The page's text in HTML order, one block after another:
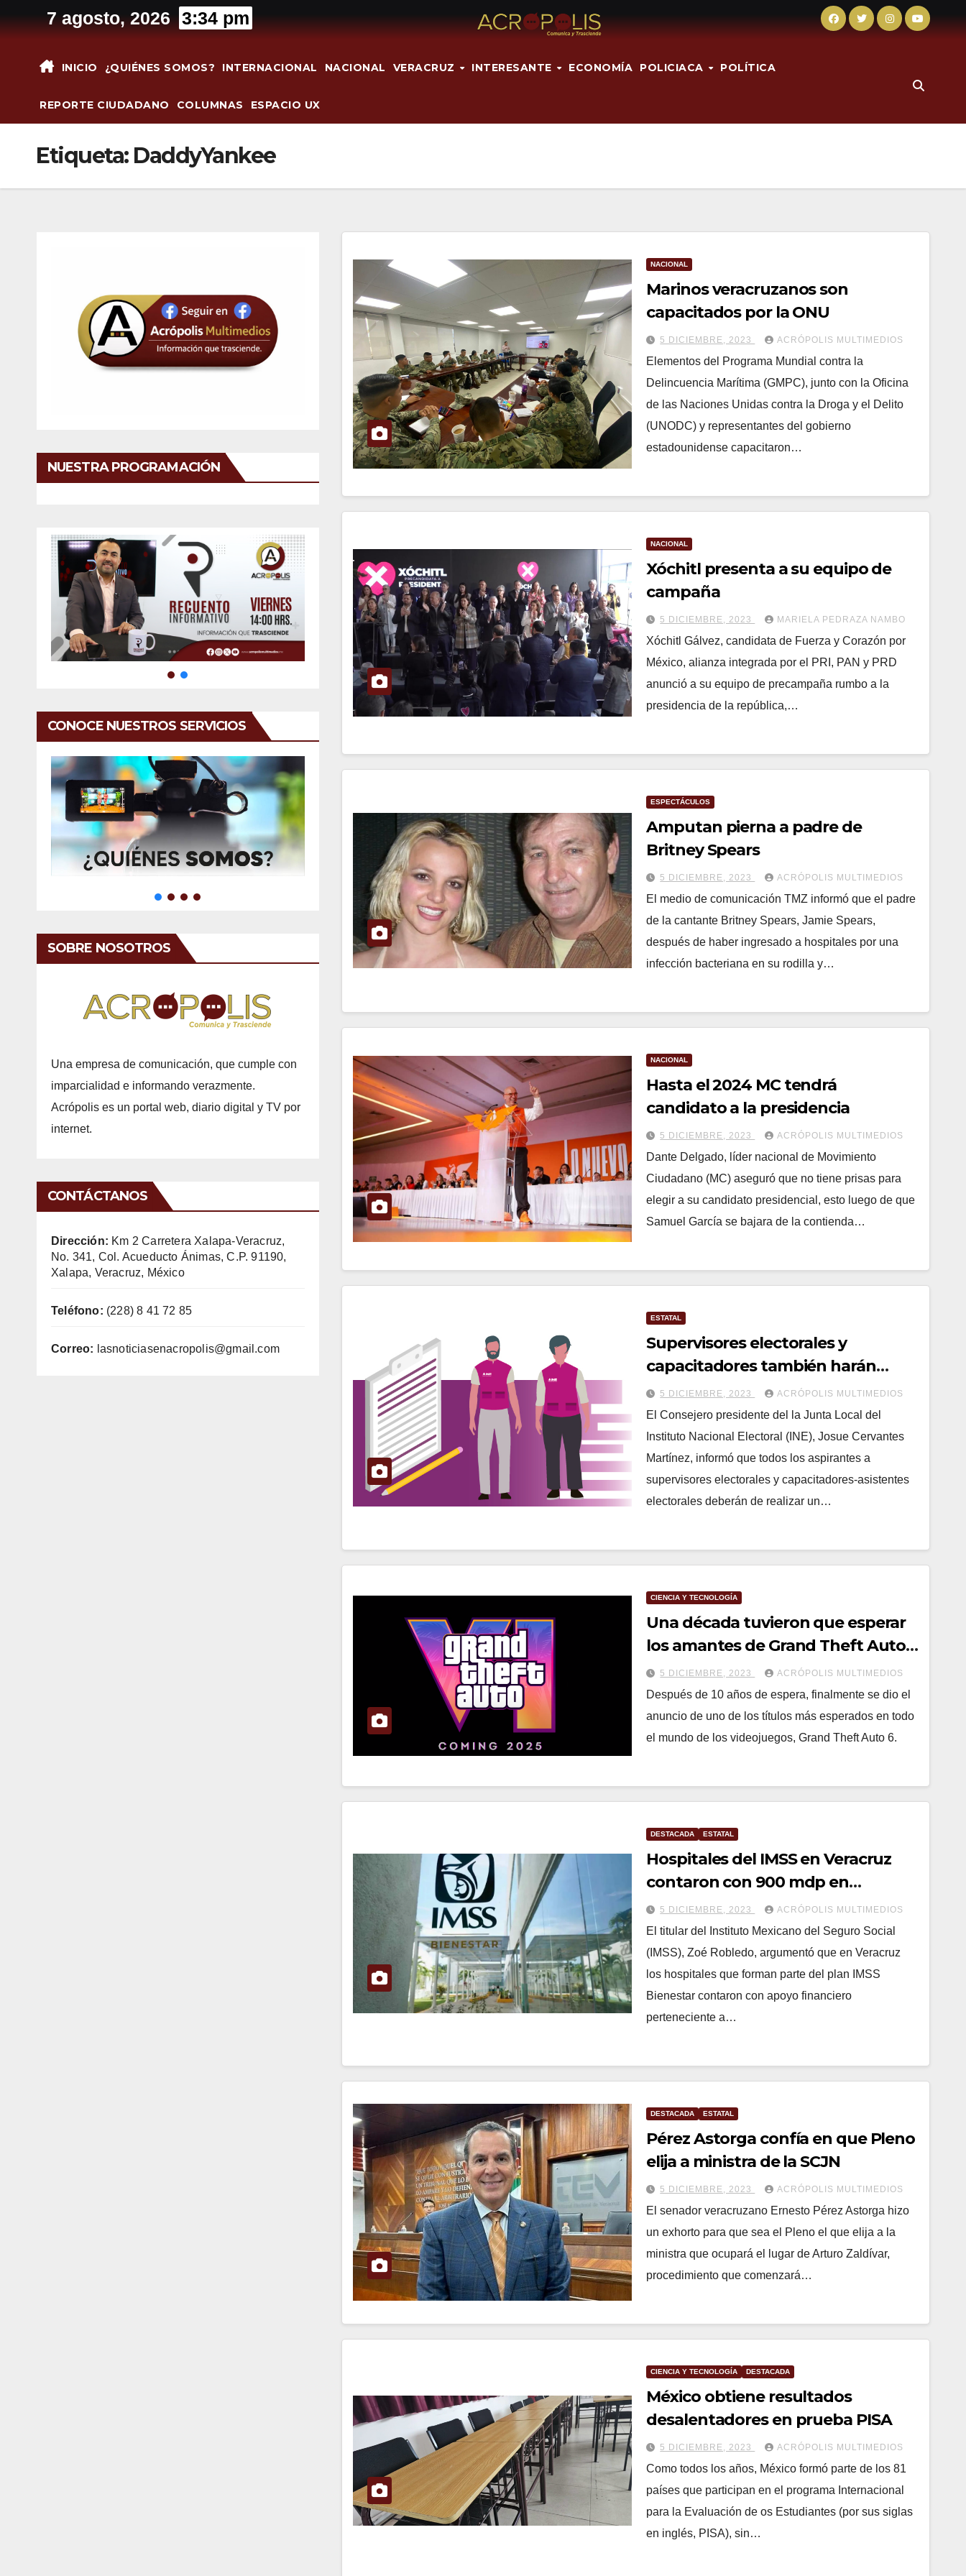
al
7 agosto, 2026 3:34 pm
INICIO ¿QUIÉNES SOMOS? INTERNACIONAL NACIONAL VERACRUZ INTERESANTE ECONOMÍA POLICIACA POLÍTICA
REPORTE CIUDADANO COLUMNAS ESPACIO UX
Etiqueta: DaddyYankee
NUESTRA PROGRAMACIÓN
CONOCE NUESTROS SERVICIOS
SOBRE NOSOTROS
Una empresa de comunicación, que cumple con
imparcialidad e informando verazmente.
Acrópolis es un portal web, diario digital y TV por
internet.
CONTÁCTANOS
Dirección: Km 2 Carretera Xalapa-Veracruz,
No. 341, Col. Acueducto Ánimas, C.P. 91190,
Xalapa, Veracruz, México
Teléfono: (228) 8 41 72 85
Correo: lasnoticiasenacropolis@gmail.com
NACIONAL
Marinos veracruzanos son
capacitados por la ONU
5 DICIEMBRE, 2023 ACRÓPOLIS MULTIMEDIOS
Elementos del Programa Mundial contra la
Delincuencia Marítima (GMPC), junto con la Oficina
de las Naciones Unidas contra la Droga y el Delito
(UNODC) y representantes del gobierno
estadounidense capacitaron…
NACIONAL
Xóchitl presenta a su equipo de
campaña
5 DICIEMBRE, 2023 MARIELA PEDRAZA NAMBO
Xóchitl Gálvez, candidata de Fuerza y Corazón por
México, alianza integrada por el PRI, PAN y PRD
anunció a su equipo de precampaña rumbo a la
presidencia de la república,…
ESPECTÁCULOS
Amputan pierna a padre de
Britney Spears
5 DICIEMBRE, 2023 ACRÓPOLIS MULTIMEDIOS
El medio de comunicación TMZ informó que el padre
de la cantante Britney Spears, Jamie Spears,
después de haber ingresado a hospitales por una
infección bacteriana en su rodilla y…
NACIONAL
Hasta el 2024 MC tendrá
candidato a la presidencia
5 DICIEMBRE, 2023 ACRÓPOLIS MULTIMEDIOS
Dante Delgado, líder nacional de Movimiento
Ciudadano (MC) aseguró que no tiene prisas para
elegir a su candidato presidencial, esto luego de que
Samuel García se bajara de la contienda…
ESTATAL
Supervisores electorales y
capacitadores también harán
examen: INE
5 DICIEMBRE, 2023 ACRÓPOLIS MULTIMEDIOS
El Consejero presidente del la Junta Local del
Instituto Nacional Electoral (INE), Josue Cervantes
Martínez, informó que todos los aspirantes a
supervisores electorales y capacitadores-asistentes
electorales deberán de realizar un…
CIENCIA Y TECNOLOGÍA
Una década tuvieron que esperar
los amantes de Grand Theft Auto
(+VIDEO)
5 DICIEMBRE, 2023 ACRÓPOLIS MULTIMEDIOS
Después de 10 años de espera, finalmente se dio el
anuncio de uno de los títulos más esperados en todo
el mundo de los videojuegos, Grand Theft Auto 6.
DESTACADA ESTATAL
Hospitales del IMSS en Veracruz
contaron con 900 mdp en
financiamiento
5 DICIEMBRE, 2023 ACRÓPOLIS MULTIMEDIOS
El titular del Instituto Mexicano del Seguro Social
(IMSS), Zoé Robledo, argumentó que en Veracruz
los hospitales que forman parte del plan IMSS
Bienestar contaron con apoyo financiero
perteneciente a…
DESTACADA ESTATAL
Pérez Astorga confía en que Pleno
elija a ministra de la SCJN
5 DICIEMBRE, 2023 ACRÓPOLIS MULTIMEDIOS
El senador veracruzano Ernesto Pérez Astorga hizo
un exhorto para que sea el Pleno el que elija a la
ministra que ocupará el lugar de Arturo Zaldívar,
procedimiento que comenzará…
CIENCIA Y TECNOLOGÍA DESTACADA
México obtiene resultados
desalentadores en prueba PISA
5 DICIEMBRE, 2023 ACRÓPOLIS MULTIMEDIOS
Como todos los años, México formó parte de los 81
países que participan en el programa Internacional
para la Evaluación de os Estudiantes (por sus siglas
en inglés, PISA), sin…